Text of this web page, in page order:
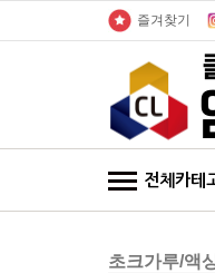
즐겨찾기
전체카테
초크가루/액